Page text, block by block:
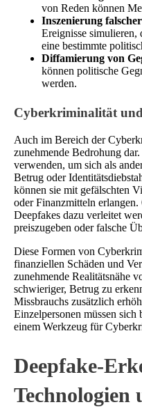
von Reden können
Inszenierung
Ereignisse simulieren,
eine bestimmte
Diffamierung von
können politische
werden.
Cyberkriminalität
Auch im Bereich der
zunehmende Bedrohung
verwenden, um sich als
Betrug oder
können sie mit gefälschten
oder Finanzmitteln
Deepfakes dazu verleitet
preiszugeben oder falsche
Diese Formen von
finanziellen Schäden und
zunehmende Realitätsnähe
schwieriger, Betrug zu
Missbrauchs zusätzlich
Einzelpersonen müssen sich
einem Werkzeug für
Deepfake-
Technologien